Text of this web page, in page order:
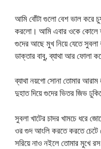
আমি বোঁটা গুলো বেশ ভাল করে
করলো। আমি এবার ওকে কোলে
গুদের আছে মুখ নিয়ে যেতে
ডাক্তার বাবু, ব্যাথা আর ফোলা
ব্যাথা নয়গো সোনা তোমার
দুহাত দিয়ে গুদের ভিতর জিভ
সুবলা খাটের চাদর খামচে ধরে
ওর গুদ আংলি করতে করতে চেটে
সরিয়ে নাও নইলে তোমার মুখে রস